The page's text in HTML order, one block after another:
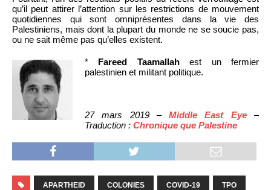
qu’il peut attirer l’attention sur les restrictions de mouvement
quotidiennes qui sont omniprésentes dans la vie des
Palestiniens, mais dont la plupart du monde ne se soucie pas,
ou ne sait même pas qu’elles existent.
* Fareed Taamallahest un fermier
palestinien et militant politique.
27 mars 2019 –Middle East Eye–
Traduction : Chronique que Palestine
APARTHEID COLONIES COVID-19 TPO